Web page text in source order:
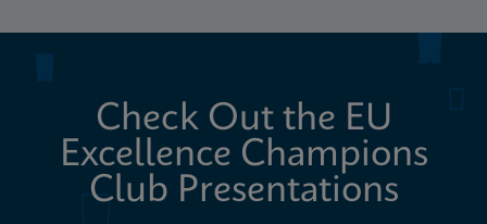
Check Out the EU
Excellence Champions
Club Presentations